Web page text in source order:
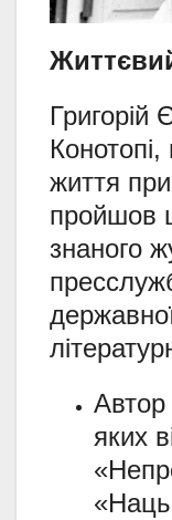
Григорій
життя
пройшов
знаного
яких